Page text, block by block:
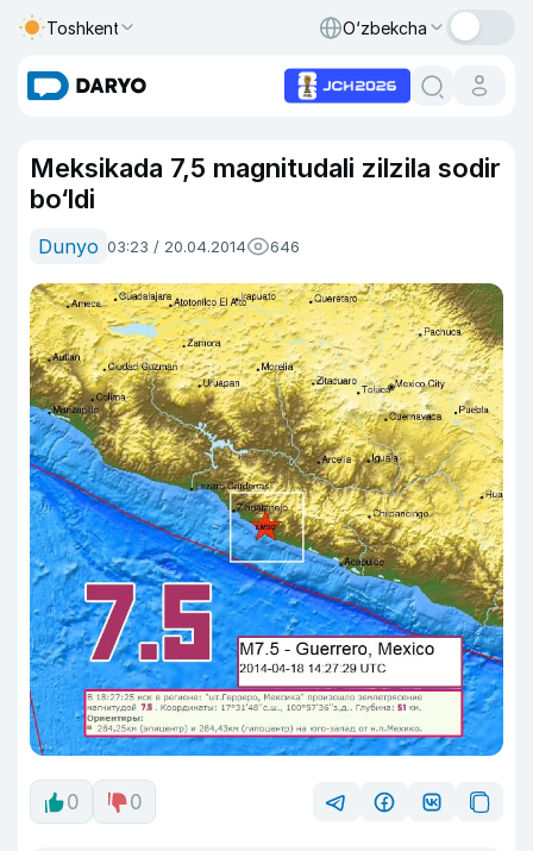
Toshkent O‘zbekcha
Meksikada 7,5 magnitudali zilzila sodir
bo‘ldi
Dunyo 03:23 / 20.04.2014 646
0 0